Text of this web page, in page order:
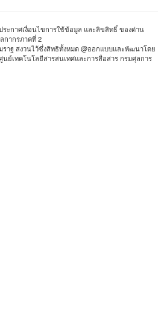
ะกาศเงื่อนไขการใช้ข้อมูล และลิขสิทธิ์ ของด่าน
กากรภาคที่ 2
ราฐ สงวนไว้ซึ่งสิทธิทั้งหมด @ออกแบบและพัฒนาโดย
ย์เทคโนโลยีสารสนเทศและการสื่อสาร กรมศุลการ